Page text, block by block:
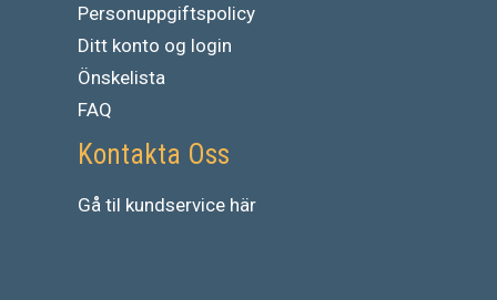
Personuppgiftspolicy
Ditt konto og login
Önskelista
FAQ
Kontakta Oss
Gå til kundservice här